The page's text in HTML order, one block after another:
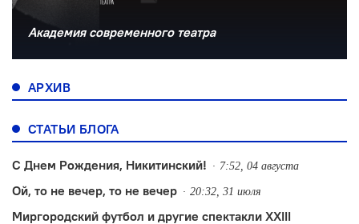
Академия современного театра
АРХИВ
СТАТЬИ БЛОГА
С Днем Рождения, Никитинский! 7:52, 04 августа
Ой, то не вечер, то не вечер 20:32, 31 июля
Миргородский футбол и другие спектакли XXIII